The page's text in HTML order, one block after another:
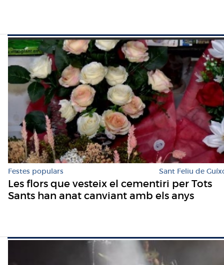
Festes populars Sant Feliu de
Les flors que vesteix el cementiri per Tots
Sants han anat canviant amb els anys